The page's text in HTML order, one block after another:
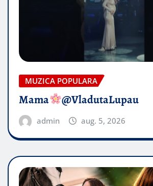
MUZICA POPULARA
Mama @VladutaLupau
admin aug. 5, 2026